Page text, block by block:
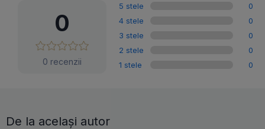
0
0 recenzii
5 stele
0
4 stele
0
3 stele
0
2 stele
0
1 stele
0
De la același autor